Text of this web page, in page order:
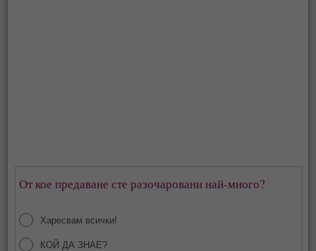
От кое предаване сте разочаровани най-много?
Харесвам всички!
КОЙ ДА ЗНАЕ?